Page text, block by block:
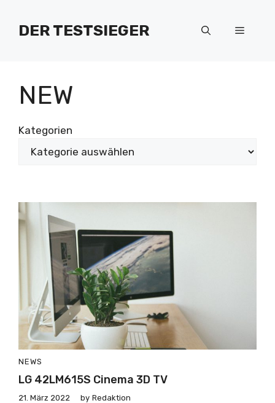
Inhalt
springenDER TESTSIEGER Menü
NEW
Kategorien
NEWS
LG 42LM615S Cinema 3D TV
21. März 2022 by Redaktion